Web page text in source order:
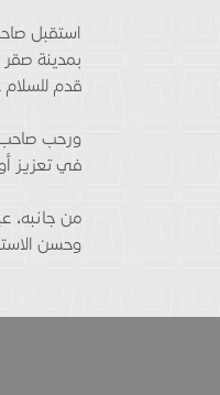
استقبل
بمدينة
قدم
ورحب صاحب
في تعزيز
من جانبه،
وحسن